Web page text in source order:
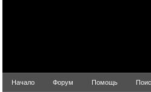
Начало Форум Помощь